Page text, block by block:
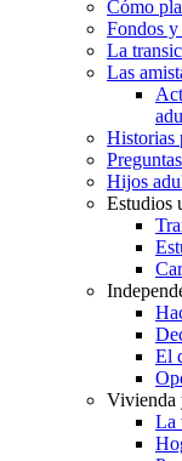
Cómo
Fondos y
La
Las
Historias
Hijos
Estudios
El
Vivienda
La